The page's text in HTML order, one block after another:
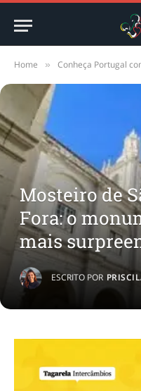
Home » Conheça Portugal
Mosteiro de
Fora: o
mais
ESCRITO POR